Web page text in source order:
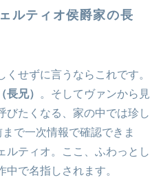
ルティオ侯爵家の長
せずに言うならこれです。
兄）
。そしてヴァンから見
びたくなる、家の中では珍し
まで一次情報で確認できま
ルティオ。ここ、ふわっとし
で名指しされます。